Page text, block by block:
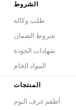
الشروط
طلب وكالة
شروط الضمان
شهادات الجودة
المواد الخام
المنتجات
أطقم غرف النوم